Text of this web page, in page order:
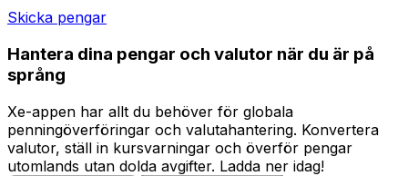
Skicka pengar
Hantera dina pengar och valutor när du är på
språng
Xe-appen har allt du behöver för globala
penningöverföringar och valutahantering. Konvertera
valutor, ställ in kursvarningar och överför pengar
utomlands utan dolda avgifter. Ladda ner idag!